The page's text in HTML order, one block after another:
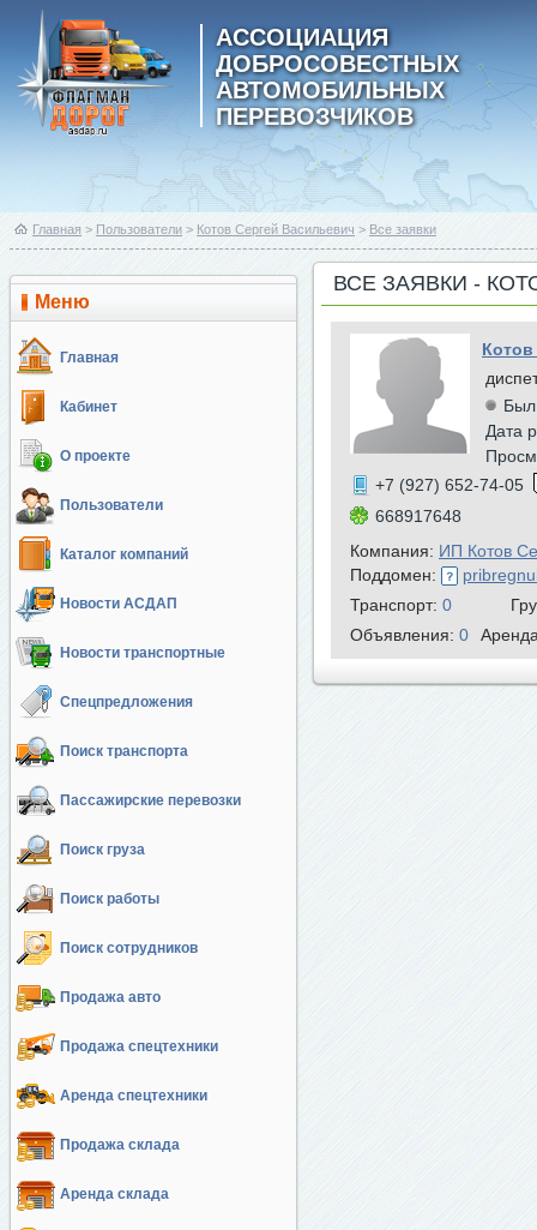
АССОЦИАЦИЯ
ДОБРОСОВЕСТНЫХ
АВТОМОБИЛЬНЫХ
ПЕРЕВОЗЧИКОВ
Главная > Пользователи > Котов Сергей Васильевич > Все заявки
Меню
Главная
Кабинет
О проекте
Пользователи
Каталог компаний
Новости АСДАП
Новости транспортные
Спецпредложения
Поиск транспорта
Пассажирские перевозки
Поиск груза
Поиск работы
Поиск сотрудников
Продажа авто
Продажа спецтехники
Аренда спецтехники
Продажа склада
Аренда склада
ВСЕ ЗАЯВКИ -
Был
Дата
+7 (927) 652-74-05
668917648
Компания: ИП Котов
Поддомен:
Транспорт: 0
Объявления: 0